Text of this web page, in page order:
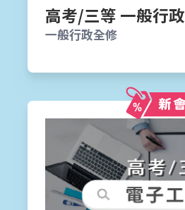
高考/三等 一般行政
一般行政全修